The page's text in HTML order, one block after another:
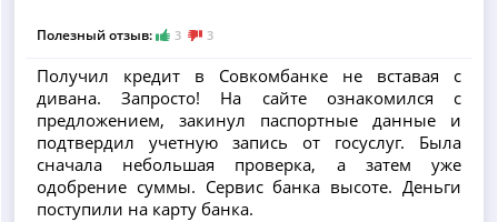
Полезный отзыв: 3 3
Получил кредит в Совкомбанке не вставая с
дивана. Запросто! На сайте ознакомился с
предложением, закинул паспортные данные и
подтвердил учетную запись от госуслуг. Была
сначала небольшая проверка, а затем уже
одобрение суммы. Сервис банка высоте. Деньги
поступили на карту банка.